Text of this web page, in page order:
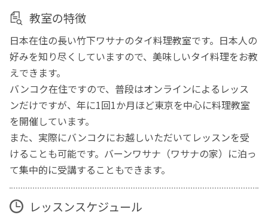
教室の特徴
日本在住の長い竹下ワサナのタイ料理教室です。日本人の
好みを知り尽くしていますので、美味しいタイ料理をお教
えできます。
バンコク在住ですので、普段はオンラインによるレッス
ンだけですが、年に1回1か月ほど東京を中心に料理教室
を開催しています。
また、実際にバンコクにお越しいただいてレッスンを受
けることも可能です。バーンワサナ（ワサナの家）に泊っ
て集中的に受講することもできます。
レッスンスケジュール